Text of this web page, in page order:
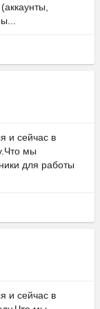
и сейчас в
мы
для работы
и сейчас в